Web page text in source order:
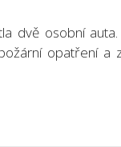
dvě osobní auta.
opatření a